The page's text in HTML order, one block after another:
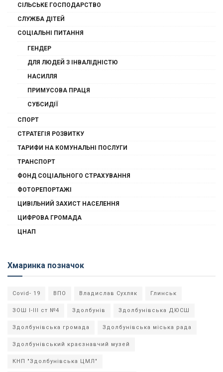
СІЛЬСЬКЕ ГОСПОДАРСТВО
СЛУЖБА ДІТЕЙ
СОЦІАЛЬНІ ПИТАННЯ
ГЕНДЕР
ДЛЯ ЛЮДЕЙ З ІНВАЛІДНІСТЮ
НАСИЛЛЯ
ПРИМУСОВА ПРАЦЯ
СУБСИДІЇ
СПОРТ
СТРАТЕГІЯ РОЗВИТКУ
ТАРИФИ НА КОМУНАЛЬНІ ПОСЛУГИ
ТРАНСПОРТ
ФОНД СОЦІАЛЬНОГО СТРАХУВАННЯ
ФОТОРЕПОРТАЖІ
ЦИВІЛЬНИЙ ЗАХИСТ НАСЕЛЕННЯ
ЦИФРОВА ГРОМАДА
ЦНАП
Хмаринка позначок
Covid- 19 ВПО Владислав Сухляк Глинськ
ЗОШ І-ІІІ ст №4 Здолбунів Здолбунівська ДЮСШ
Здолбунівська громада Здолбунівська міська рада
Здолбунівський краєзнавчий музей
КНП "Здолбунівська ЦМЛ"